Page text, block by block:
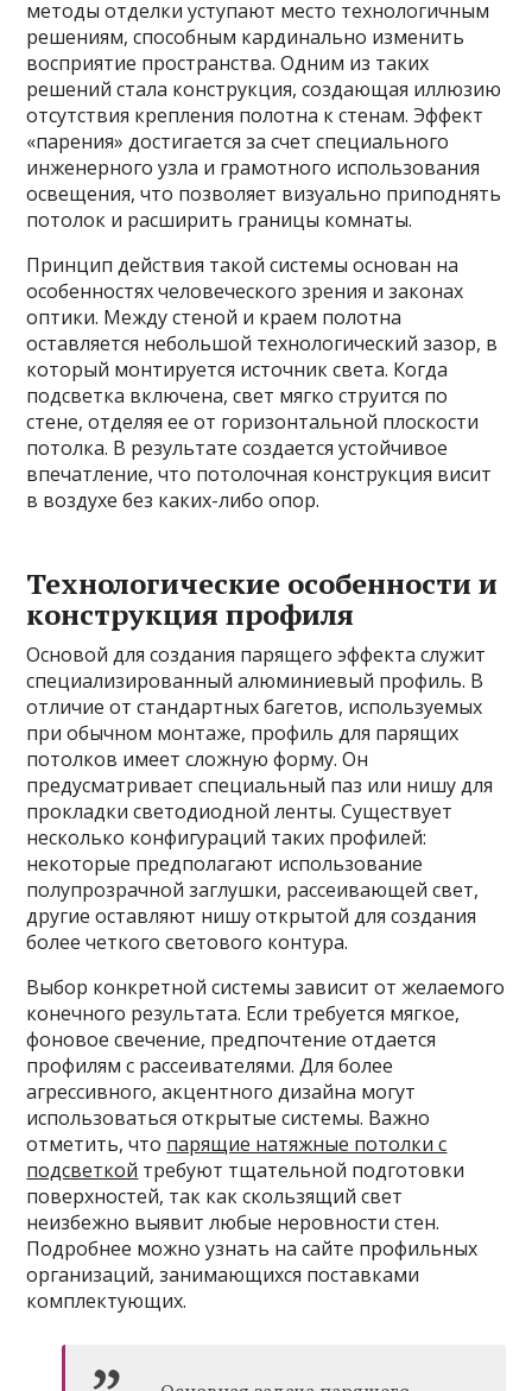
методы отделки уступают место технологичным
решениям, способным кардинально изменить
восприятие пространства. Одним из таких
решений стала конструкция, создающая иллюзию
отсутствия крепления полотна к стенам. Эффект
«парения» достигается за счет специального
инженерного узла и грамотного использования
освещения, что позволяет визуально приподнять
потолок и расширить границы комнаты.
Принцип действия такой системы основан на
особенностях человеческого зрения и законах
оптики. Между стеной и краем полотна
оставляется небольшой технологический зазор, в
который монтируется источник света. Когда
подсветка включена, свет мягко струится по
стене, отделяя ее от горизонтальной плоскости
потолка. В результате создается устойчивое
впечатление, что потолочная конструкция висит
в воздухе без каких-либо опор.
Технологические особенности и
конструкция профиля
Основой для создания парящего эффекта служит
специализированный алюминиевый профиль. В
отличие от стандартных багетов, используемых
при обычном монтаже, профиль для парящих
потолков имеет сложную форму. Он
предусматривает специальный паз или нишу для
прокладки светодиодной ленты. Существует
несколько конфигураций таких профилей:
некоторые предполагают использование
полупрозрачной заглушки, рассеивающей свет,
другие оставляют нишу открытой для создания
более четкого светового контура.
Выбор конкретной системы зависит от желаемого
конечного результата. Если требуется мягкое,
фоновое свечение, предпочтение отдается
профилям с рассеивателями. Для более
агрессивного, акцентного дизайна могут
использоваться открытые системы. Важно
отметить, что парящие натяжные потолки с
подсветкой требуют тщательной подготовки
поверхностей, так как скользящий свет
неизбежно выявит любые неровности стен.
Подробнее можно узнать на сайте профильных
организаций, занимающихся поставками
комплектующих.